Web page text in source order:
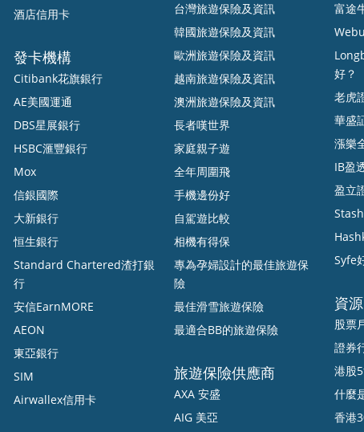
酒店信用卡
發卡機構
Citibank花旗銀行
AE美國運通
DBS星展銀行
HSBC滙豐銀行
Mox
信銀國際
大新銀行
恒生銀行
Standard Chartered渣打銀
行
安信EarnMORE
AEON
東亞銀行
SIM
Airwallex信用卡
台灣旅遊保險及資訊
韓國旅遊保險及資訊
歐洲旅遊保險及資訊
越南旅遊保險及資訊
澳洲旅遊保險及資訊
長者嘆世界
家庭親子遊
全年周圍飛
手機邊份好
自駕遊比較
相機有得保
專為孕婦設計的最佳旅遊保
險
最佳滑雪旅遊保險
最適合BB的旅遊保險
旅遊保險供應商
AXA 安盛
AIG 美亞
富途
好？
老虎
華盛
漲樂
IB盈
盈立
Syfe
資源
股票
證券
港股
什麼
香港